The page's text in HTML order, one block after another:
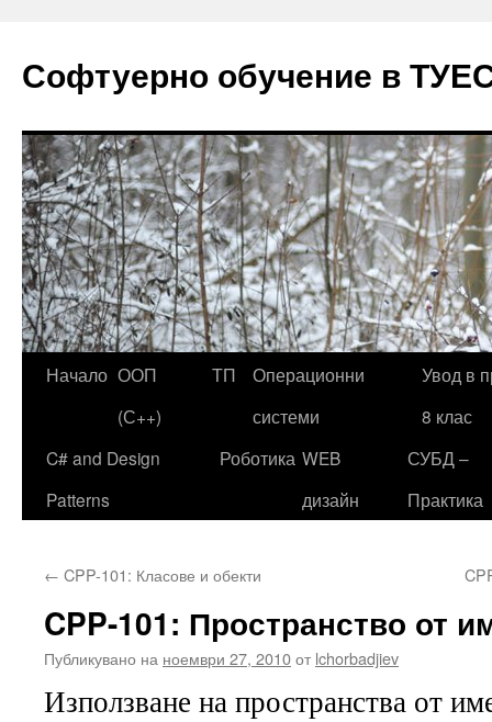
Софтуерно обучение в
Към
съдържанието
Начало ООП
(С++)
ТП
Операционни
системи
Увод в
8 клас
C# and Design
Patterns
Роботика WEB
дизайн
СУБД –
Практика
← CPP-101: Класове и обекти
CPP-101: Пространство от
Публикувано на ноември 27, 2010от lchorbadjiev
Използване на пространства от